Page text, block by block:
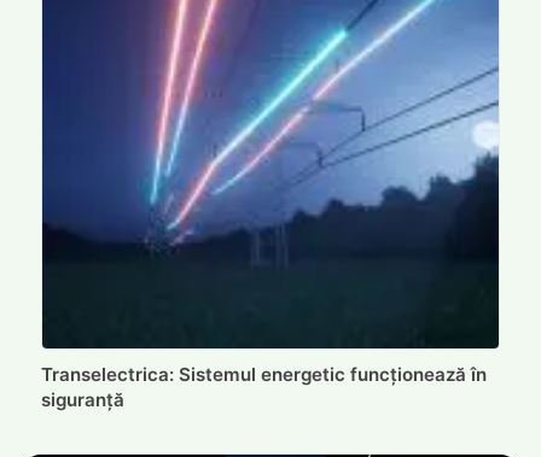
Transelectrica: Sistemul energetic funcționează în
siguranță